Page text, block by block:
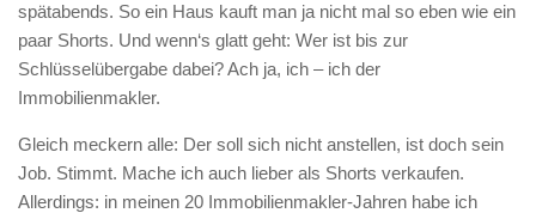
spätabends. So ein Haus kauft man ja nicht mal so eben wie ein
paar Shorts. Und wenn‘s glatt geht: Wer ist bis zur
Schlüsselübergabe dabei? Ach ja, ich – ich der
Immobilienmakler.
Gleich meckern alle: Der soll sich nicht anstellen, ist doch sein
Job. Stimmt. Mache ich auch lieber als Shorts verkaufen.
Allerdings: in meinen 20 Immobilienmakler-Jahren habe ich